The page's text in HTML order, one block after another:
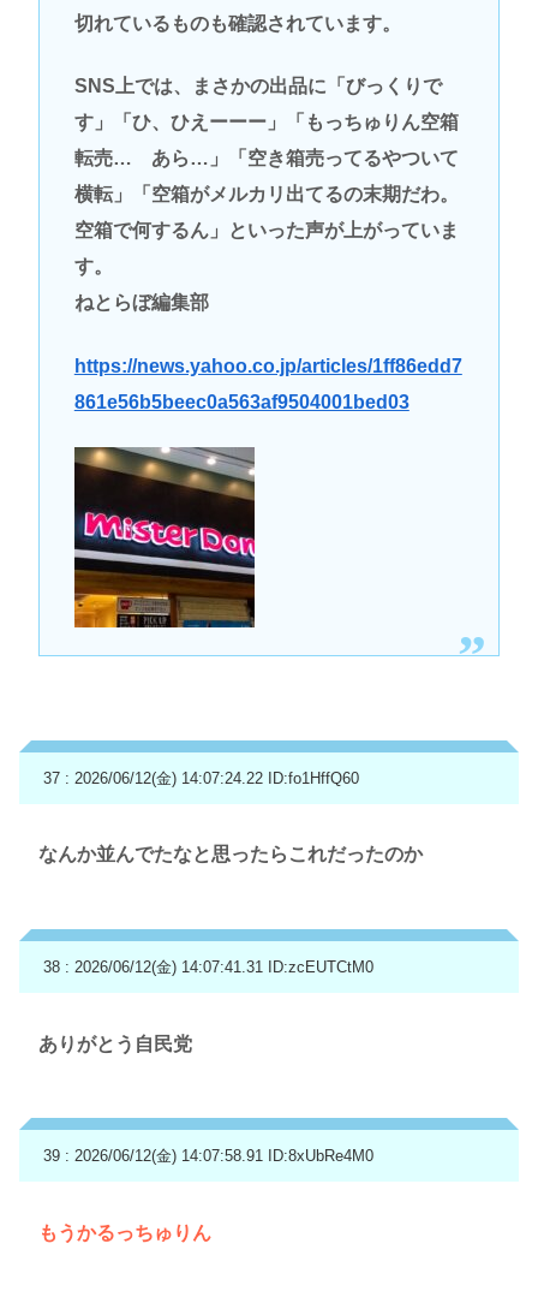
切れているものも確認されています。
SNS上では、まさかの出品に「びっくりで
す」「ひ、ひえーーー」「もっちゅりん空箱
転売… あら…」「空き箱売ってるやついて
横転」「空箱がメルカリ出てるの末期だわ。
空箱で何するん」といった声が上がっていま
す。
ねとらぼ編集部
https://news.yahoo.co.jp/articles/1ff86edd7
861e56b5beec0a563af9504001bed03
37 : 2026/06/12(金) 14:07:24.22 ID:fo1HffQ60
なんか並んでたなと思ったらこれだったのか
38 : 2026/06/12(金) 14:07:41.31 ID:zcEUTCtM0
ありがとう自民党
39 : 2026/06/12(金) 14:07:58.91 ID:8xUbRe4M0
もうかるっちゅりん